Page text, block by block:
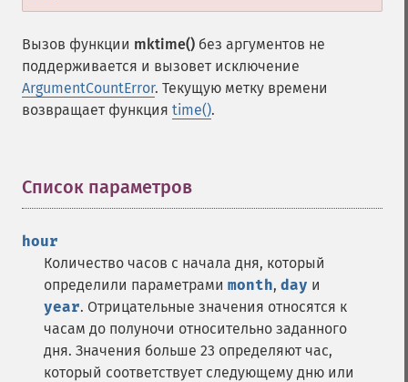
Вызов функции mktime() без аргументов не
поддерживается и вызовет исключение
ArgumentCountError. Текущую метку времени
возвращает функция time().
Список параметров
hour
Количество часов с начала дня, который
определили параметрами month, day и
year. Отрицательные значения относятся к
часам до полуночи относительно заданного
дня. Значения больше 23 определяют час,
который соответствует следующему дню или